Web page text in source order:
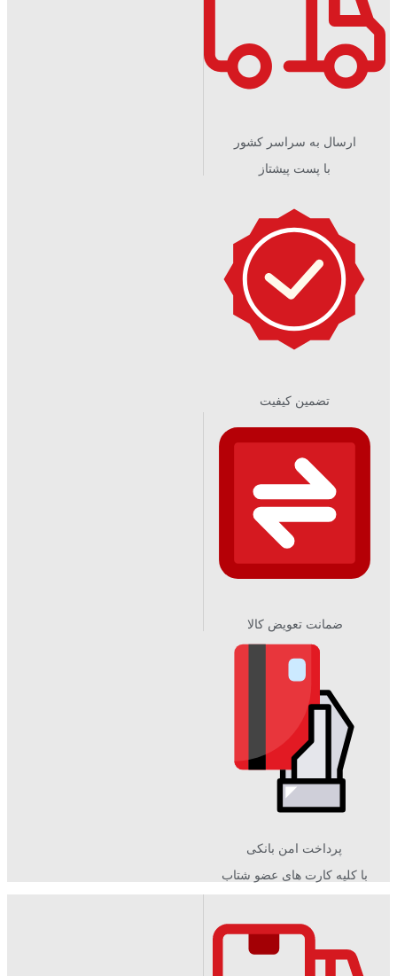
ارسال به سراسر کشور
با پست پیشتاز
تضمین کیفیت
ضمانت تعویض کالا
پرداخت امن بانکی
با کلیه کارت های عضو شتاب